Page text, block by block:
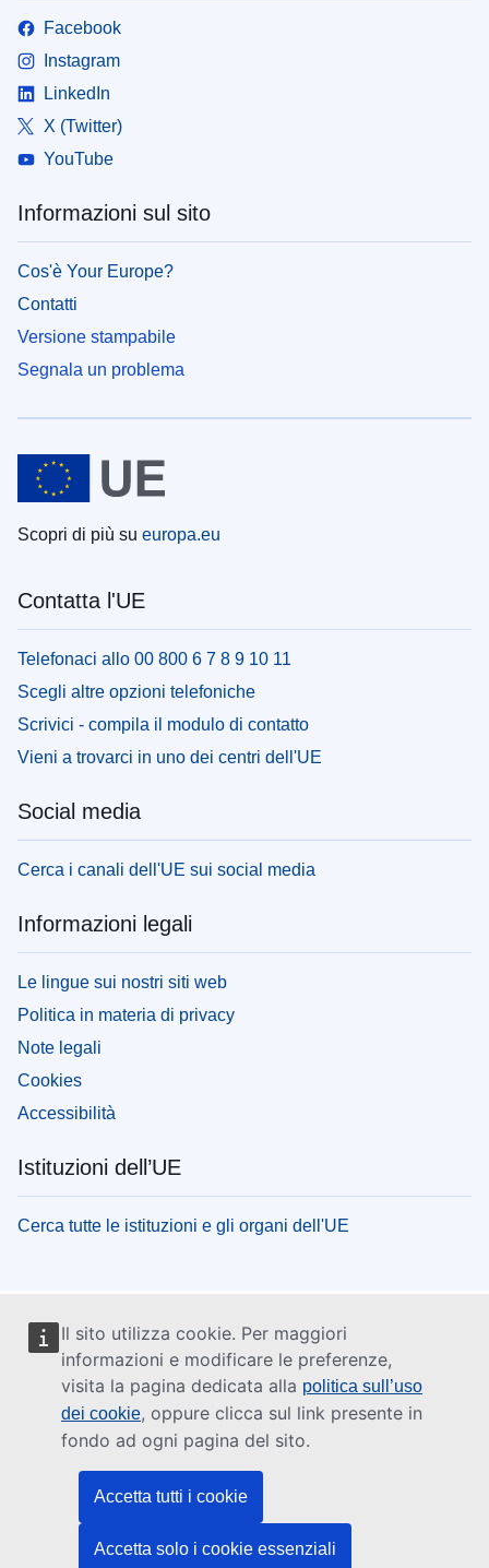
Il sito utilizza cookie. Per maggiori
informazioni e modificare le preferenze,
visita la pagina dedicata alla politica sull’uso
dei cookie, oppure clicca sul link presente in
fondo ad ogni pagina del sito.
Accetta tutti i cookie
Accetta solo i cookie essenziali
Facebook
Instagram
LinkedIn
X (Twitter)
YouTube
Informazioni sul sito
Cos'è Your Europe?
Contatti
Versione stampabile
Segnala un problema
Scopri di più su europa.eu
Contatta l'UE
Telefonaci allo 00 800 6 7 8 9 10 11
Scegli altre opzioni telefoniche
Scrivici - compila il modulo di contatto
Vieni a trovarci in uno dei centri dell'UE
Social media
Cerca i canali dell'UE sui social media
Informazioni legali
Le lingue sui nostri siti web
Politica in materia di privacy
Note legali
Cookies
Accessibilità
Istituzioni dell’UE
Cerca tutte le istituzioni e gli organi dell'UE